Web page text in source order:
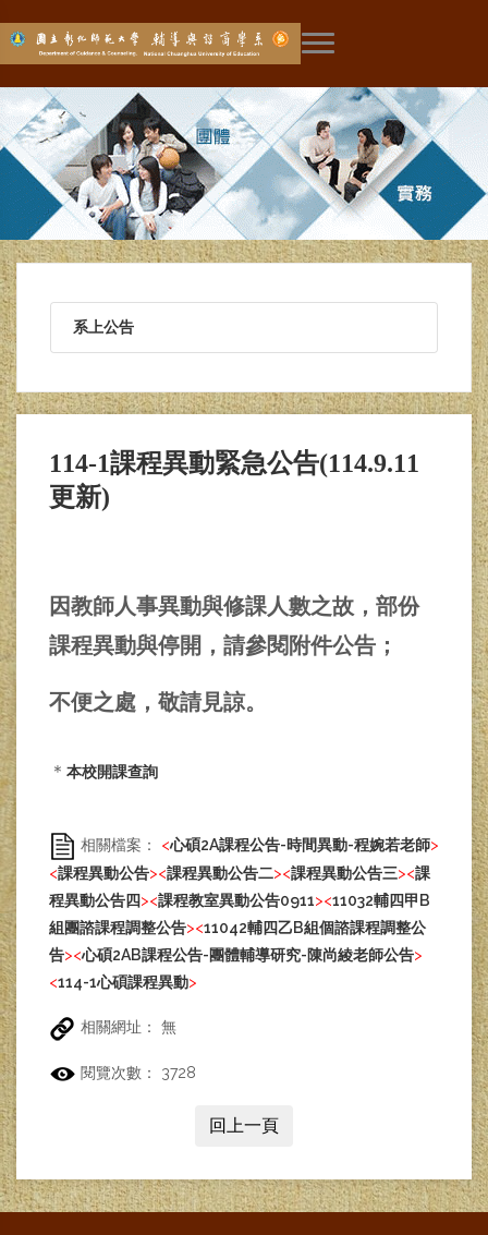
展開主選單
系上公告
114-1課程異動緊急公告(114.9.11
更新)
因教師人事異動與修課人數之故，部份
課程異動與停開，請參閱附件公告；
不便之處，敬請見諒。
＊ 本校開課查詢
相關檔案： <心碩2A課程公告-時間異動-程婉若老師>
<課程異動公告><課程異動公告二><課程異動公告三><課
程異動公告四><課程教室異動公告0911><11032輔四甲B
組團諮課程調整公告><11042輔四乙B組個諮課程調整公
告><心碩2AB課程公告-團體輔導研究-陳尚綾老師公告>
<114-1心碩課程異動>
相關網址： 無
閱覽次數： 3728
回上一頁